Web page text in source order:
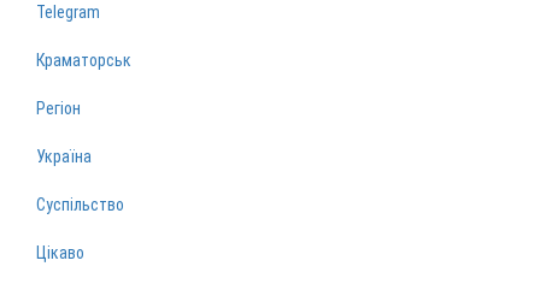
Telegram
Краматорськ
Регіон
Україна
Суспільство
Цікаво